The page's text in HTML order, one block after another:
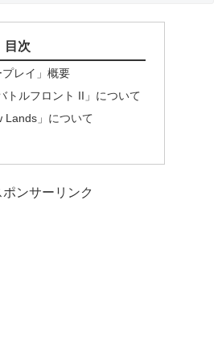
目次
レイ」概要
トルフロント II」について
Lands」について
ポンサーリンク